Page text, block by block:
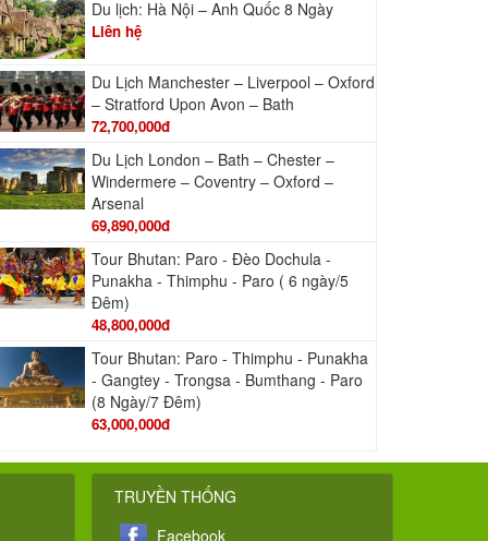
Du lịch: Hà Nội – Anh Quốc 8 Ngày
Liên hệ
Du Lịch Manchester – Liverpool – Oxford
– Stratford Upon Avon – Bath
72,700,000đ
Du Lịch London – Bath – Chester –
Windermere – Coventry – Oxford –
Arsenal
69,890,000đ
Tour Bhutan: Paro - Đèo Dochula -
Punakha - Thimphu - Paro ( 6 ngày/5
Đêm)
48,800,000đ
Tour Bhutan: Paro - Thimphu - Punakha
- Gangtey - Trongsa - Bumthang - Paro
(8 Ngày/7 Đêm)
63,000,000đ
TRUYỀN THỐNG
Facebook